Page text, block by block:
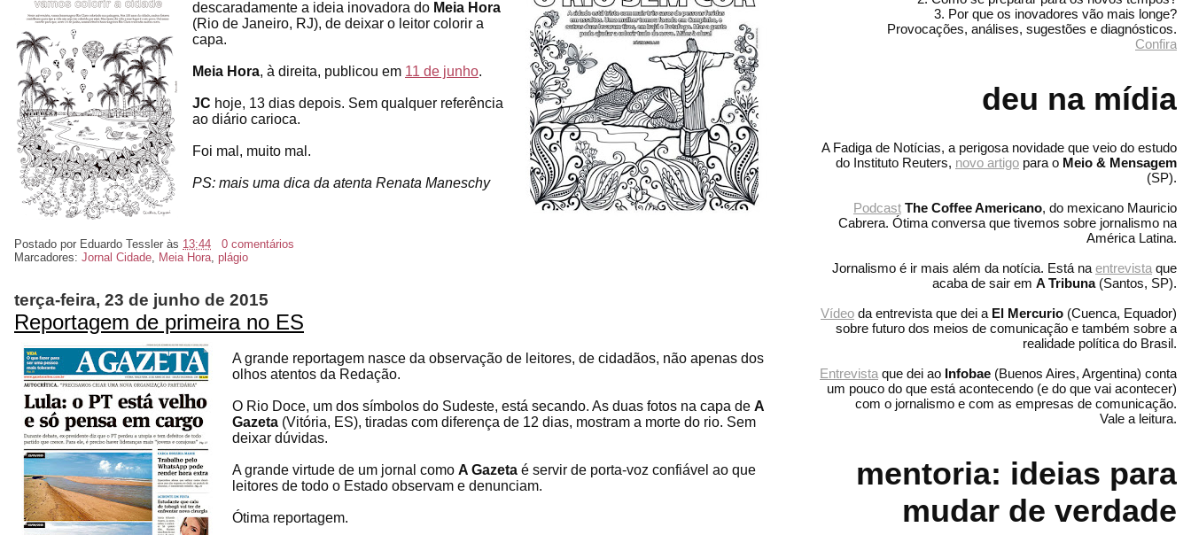
descaradamente a ideia inovadora do Meia Hora
(Rio de Janeiro, RJ), de deixar o leitor colorir a
capa.
Meia Hora, à direita, publicou em 11 de junho.
JC hoje, 13 dias depois. Sem qualquer referência
ao diário carioca.
Foi mal, muito mal.
PS: mais uma dica da atenta Renata Maneschy
Postado por Eduardo Tessler às 13:44
0 comentários
Marcadores: Jornal Cidade Meia Hora plágio
terça-feira, 23 de junho de 2015
Reportagem de primeira no ES
A grande reportagem nasce da observação de leitores, de cidadãos, não apenas dos
olhos atentos da Redação.
O Rio Doce, um dos símbolos do Sudeste, está secando. As duas fotos na capa de A
Gazeta (Vitória, ES), tiradas com diferença de 12 dias, mostram a morte do rio. Sem
deixar dúvidas.
A grande virtude de um jornal como A Gazeta é servir de porta-voz confiável ao que
leitores de todo o Estado observam e denunciam.
Ótima reportagem.
3. Por que os inovadores vão mais longe?
Provocações, análises, sugestões e diagnósticos.
Confira
deu na mídia
A Fadiga de Notícias, a perigosa novidade que veio do estudo
do Instituto Reuters, novo artigo para o Meio & Mensagem
(SP).
Podcast The Coffee Americano, do mexicano Mauricio
Cabrera. Ótima conversa que tivemos sobre jornalismo na
América Latina.
Jornalismo é ir mais além da notícia. Está na entrevista que
acaba de sair em A Tribuna(Santos, SP).
Vídeo da entrevista que dei a El Mercurio (Cuenca, Equador)
sobre futuro dos meios de comunicação e também sobre a
realidade política do Brasil.
Entrevista que dei ao Infobae (Buenos Aires, Argentina) conta
um pouco do que está acontecendo (e do que vai acontecer)
com o jornalismo e com as empresas de comunicação.
Vale a leitura.
mentoria: ideias para
mudar de verdade